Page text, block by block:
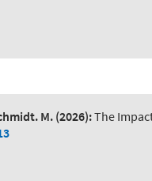
M. (2026):The